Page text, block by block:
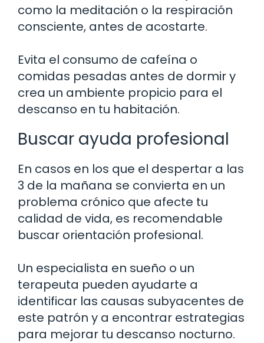
como la meditación o la respiración
consciente, antes de acostarte.
Evita el consumo de cafeína o
comidas pesadas antes de dormir y
crea un ambiente propicio para el
descanso en tu habitación.
Buscar ayuda profesional
En casos en los que el despertar a las
3 de la mañana se convierta en un
problema crónico que afecte tu
calidad de vida, es recomendable
buscar orientación profesional.
Un especialista en sueño o un
terapeuta pueden ayudarte a
identificar las causas subyacentes de
este patrón y a encontrar estrategias
para mejorar tu descanso nocturno.